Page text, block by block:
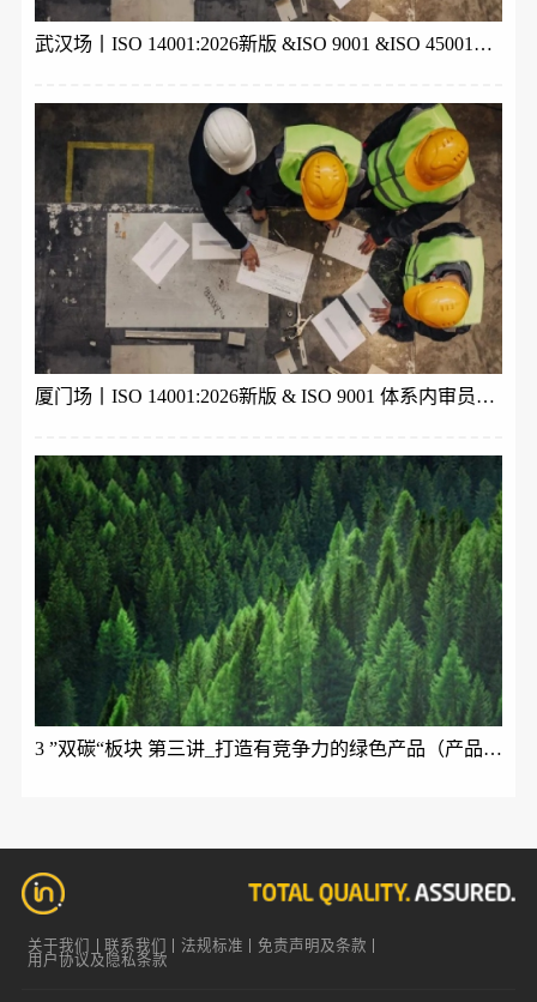
武汉场丨ISO 14001:2026新版 &ISO 9001 &ISO 45001体系内审员培训
厦门场丨ISO 14001:2026新版 & ISO 9001 体系内审员培训
3 ”双碳“板块 第三讲_打造有竞争力的绿色产品（产品碳足迹ISO 14067与生命周期理论）
关于我们 联系我们 法规标准
免责声明及条款
用户协议及隐私条款